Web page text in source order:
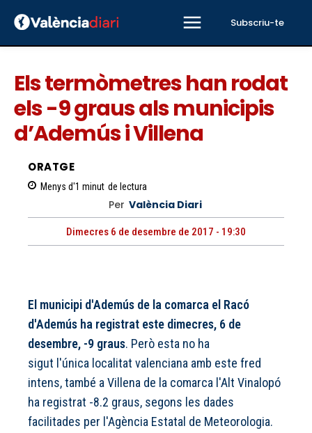
Subscriu-te
Els termòmetres han rodat
els -9 graus als municipis
d’Ademús i Villena
ORATGE
Menys d'1 minut de lectura
Per València Diari
Dimecres 6 de desembre de 2017 - 19:30
El municipi d'Ademús de la comarca el Racó
d'Ademús ha registrat este dimecres, 6 de
desembre, -9 graus. Però esta no ha
sigut l'única localitat valenciana amb este fred
intens, també a Villena de la comarca l'Alt Vinalopó
ha registrat -8.2 graus, segons les dades
facilitades per l'Agència Estatal de Meteorologia.